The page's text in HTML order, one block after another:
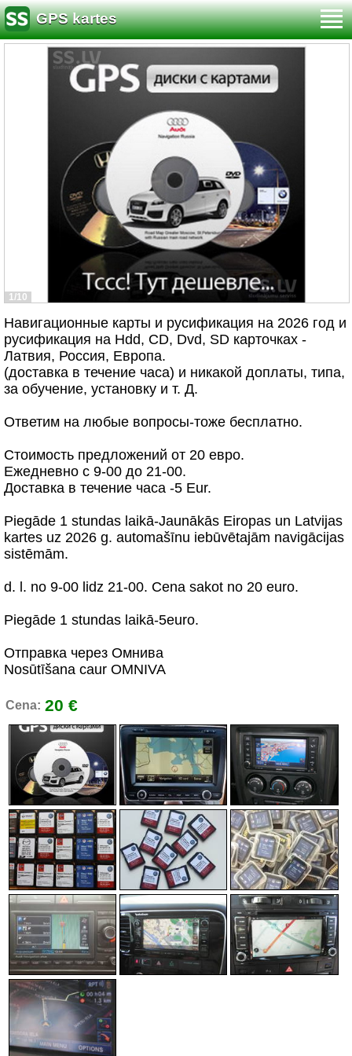
GPS kartes
1/10
Навигационные карты и русификация на 2026 год и
русификация на Hdd, СD, Dvd, SD карточках -
Латвия, Россия, Европа.
(доставка в течение часа) и никакой доплаты, типа,
за обучение, установку и т. Д.
Ответим на любые вопросы-тоже бесплатно.
Стоимость предложений от 20 евро.
Ежедневно с 9-00 до 21-00.
Доставка в течение часа -5 Eur.
Piegāde 1 stundas laikā-Jaunākās Eiropas un Latvijas
kartes uz 2026 g. automašīnu iebūvētajām navigācijas
sistēmām.
d. l. no 9-00 lidz 21-00. Cena sakot no 20 euro.
Piegāde 1 stundas laikā-5euro.
Отправка через Омнива
Nosūtīšana caur OMNIVA
Cena: 20 €